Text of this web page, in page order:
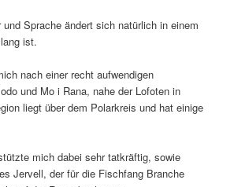
Sprache ändert sich natürlich in einem
ist.
nach einer recht aufwendigen
und Mo i Rana, nahe der Lofoten in
liegt über dem Polarkreis und hat einige
mich dabei sehr tatkräftig, sowie
Jervell, der für die Fischfang Branche